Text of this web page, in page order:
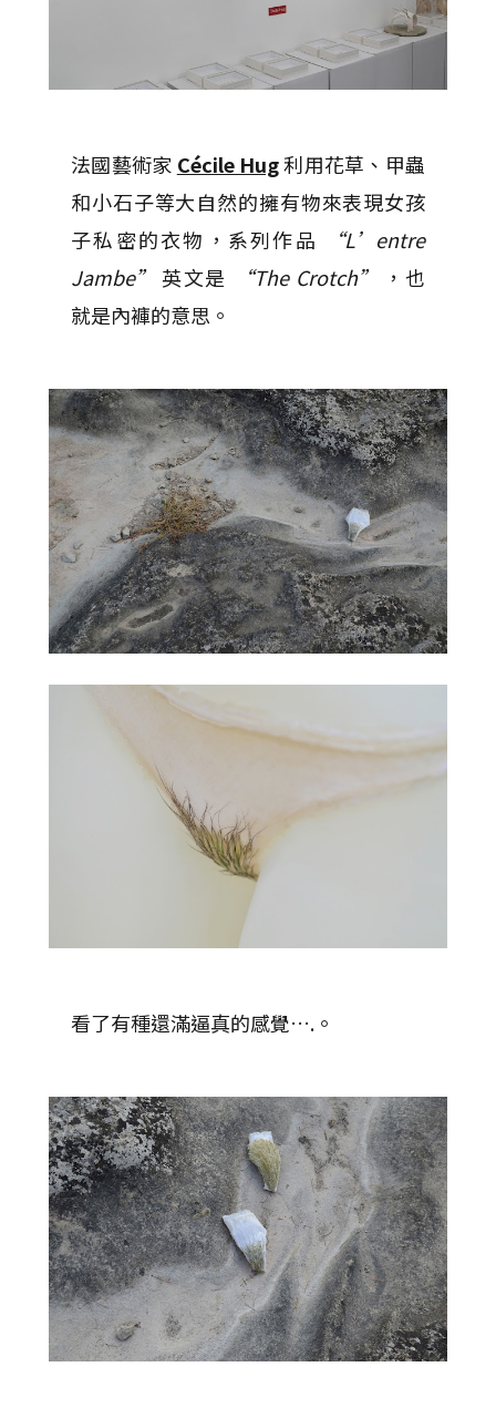
法國藝術家 Cécile Hug利用花草、甲蟲
和小石子等大自然的擁有物來表現女孩
子私密的衣物，系列作品
“L’entre
Jambe” 英文是 “The Crotch”
，也
就是內褲的意思。
看了有種還滿逼真的感覺….。